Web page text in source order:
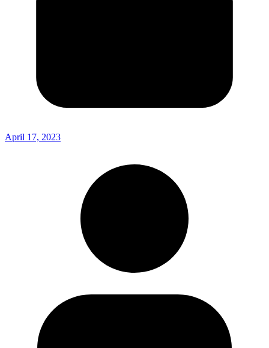
April 17, 2023